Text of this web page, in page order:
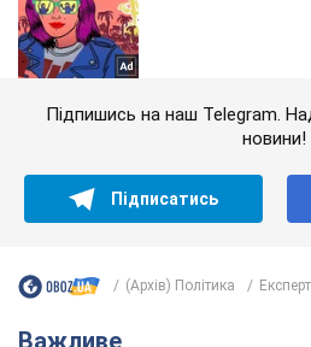
Підпишись на наш Telegram.
новини!
Підписатись
(Архів) Політика
Важливе